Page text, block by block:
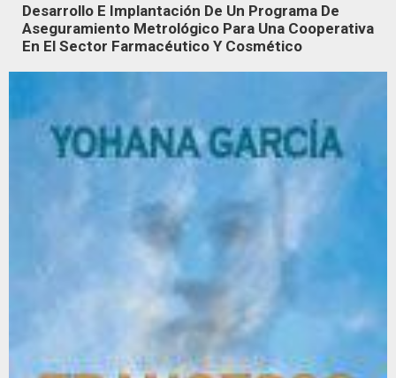
Desarrollo E Implantación De Un Programa De
Aseguramiento Metrológico Para Una Cooperativa
En El Sector Farmacéutico Y Cosmético